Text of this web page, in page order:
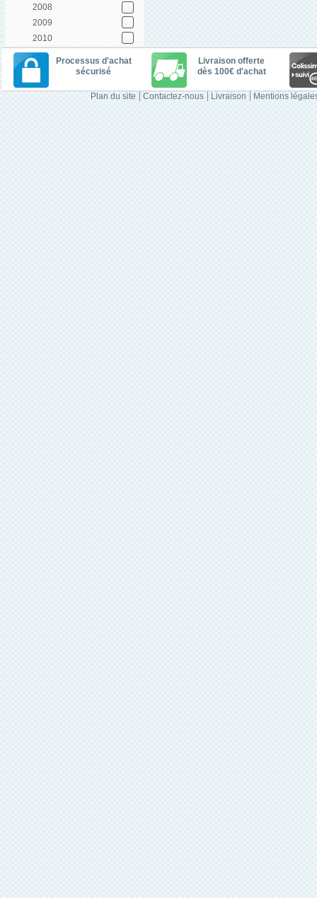
2008
2009
2010
Processus d'achat
sécurisé
Livraison offerte
dès 100€ d'achat
Plan du site Contactez-nous Livraison Mentions